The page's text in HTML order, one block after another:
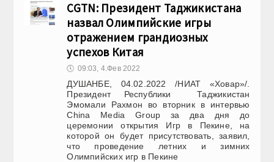
CGTN: Президент Таджикистана
назвал Олимпийские игры
отражением грандиозных
успехов Китая
🕔 09:03, 4.Фев 2022
ДУШАНБЕ, 04.02.2022 /НИАТ «Ховар»/.
Президент Республики Таджикистан
Эмомали Рахмон во вторник в интервью
China Media Group за два дня до
церемонии открытия Игр в Пекине, на
которой он будет присутствовать, заявил,
что проведение летних и зимних
Олимпийских игр в Пекине